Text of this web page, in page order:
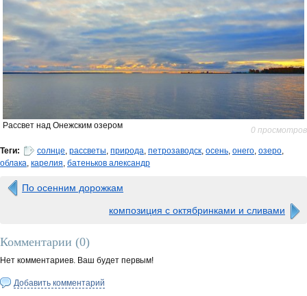
Рассвет над Онежским озером 0 просмотров
Теги: солнце рассветы природа петрозаводск осень онего озеро
облака карелия батеньков александр
По осенним дорожкам
композиция с октябринками и сливами
Комментарии (0)
Нет комментариев. Ваш будет первым!
Добавить комментарий